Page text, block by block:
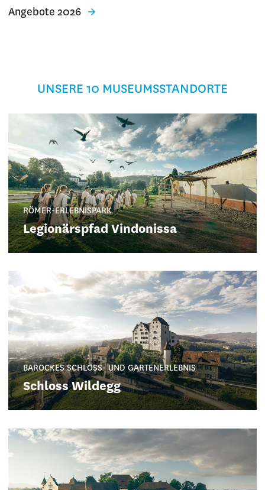
Angebote 2026
UNSERE 10 MUSEUMSSTANDORTE
RÖMER-ERLEBNISPARK
Legionärspfad Vindonissa
BAROCKES SCHLOSS- UND GARTENERLEBNIS
Schloss Wildegg